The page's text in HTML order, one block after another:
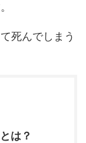
死んでしまう
は？